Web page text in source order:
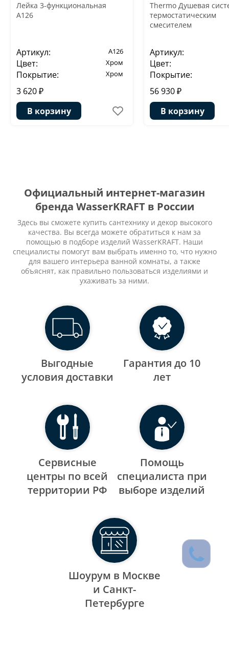
Лейка 3-функциональная
A126
Артикул: A126
Цвет: Хром
Покрытие: Хром
3 620 ₽
В корзину
Thermo Душевая
термостатическим
смесителем
Артикул:
Цвет:
Покрытие:
56 930 ₽
В корзину
Официальный интернет-магазин
бренда WasserKRAFT в России
Здесь вы сможете купить сантехнику и декор высокого
качества. Вы всегда можете обратиться к нам за
помощью в подборе изделий WasserKRAFT. Наши
специалисты помогут вам выбрать именно то, что нужно
для вашего интерьера ванной комнаты, а также
объяснят, как правильно пользоваться изделиями и
ухаживать за ними.
Выгодные
уcловия доставки
Гарантия до 10
лет
Сервисные
центры по всей
территории РФ
Помощь
специалиста при
выборе изделий
Шоурум в Москве
и Санкт-
Петербурге